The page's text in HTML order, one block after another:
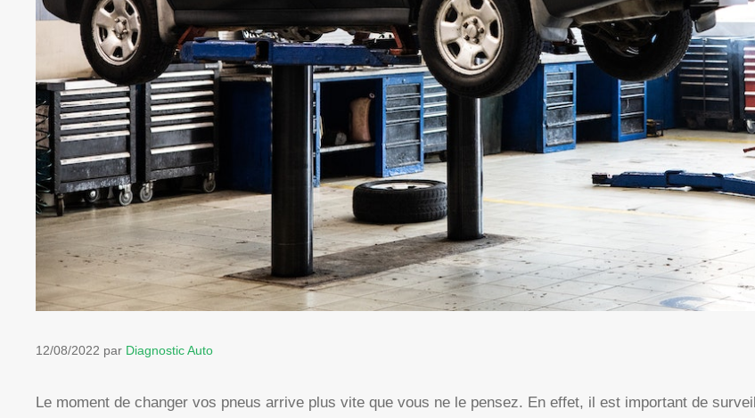
12/08/2022 par Diagnostic Auto
Le moment de changer vos pneus arrive plus vite que vous ne le pensez. En effet, il est important de